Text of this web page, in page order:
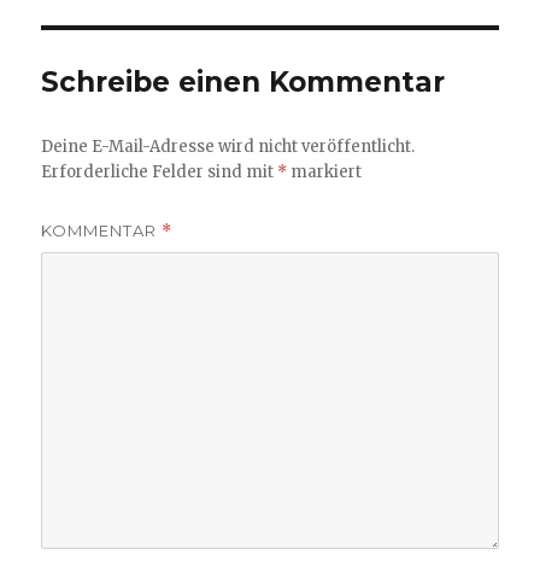
Schreibe einen Kommentar
Deine E-Mail-Adresse wird nicht veröffentlicht.
Erforderliche Felder sind mit * markiert
KOMMENTAR *